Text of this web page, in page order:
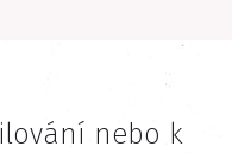
nebo k